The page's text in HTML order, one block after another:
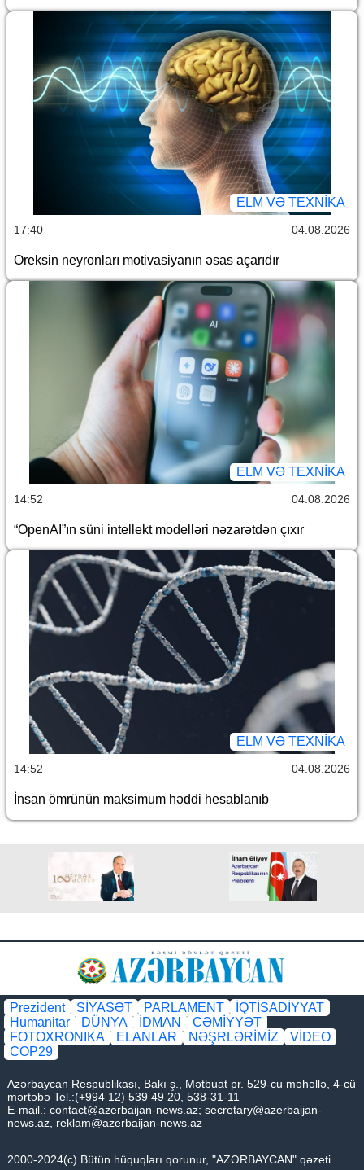
ELM VƏ TEXNIKA
17:40 04.08.2026
Oreksin neyronları motivasiyanın əsas açarıdır
ELM VƏ TEXNIKA
14:52 04.08.2026
“OpenAI”ın süni intellekt modelləri nəzarətdən çıxır
ELM VƏ TEXNIKA
14:52 04.08.2026
İnsan ömrünün maksimum həddi hesablanıb
Prezident SİYASƏT PARLAMENT
İQTİSADİYYAT
Humanitar
DÜNYA İDMAN
CƏMİYYƏT
FOTOXRONIKA
ELANLAR NƏŞRLƏRİMİZ
VİDEO
COP29
Azərbaycan Respublikası, Bakı ş., Mətbuat pr. 529-cu məhəllə, 4-cü
mərtəbə Tel.:(+994 12) 539 49 20, 538-31-11
E-mail.: contact@azerbaijan-news.az; secretary@azerbaijan-
news.az reklam@azerbaijan-news.az
2000-2024(c) Bütün hüquqları qorunur, "AZƏRBAYCAN" qəzeti